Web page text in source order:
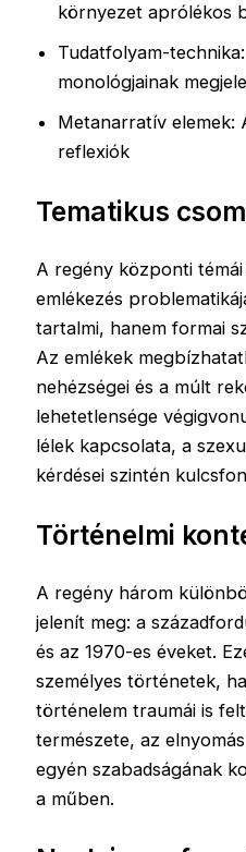
környezet aprólékos
Tudatfolyam-
monológjainak
Metanarratív elemek:
reflexiók
Tematikus
A regény központi
emlékezés
tartalmi, hanem formai
Az emlékek
nehézségei és a múlt
lehetetlensége
lélek kapcsolata, a
kérdései szintén
Történelmi
A regény három
jelenít meg: a
és az 1970-es éveket.
személyes történetek,
történelem traumái is
természete, az
egyén szabadságának
a műben.